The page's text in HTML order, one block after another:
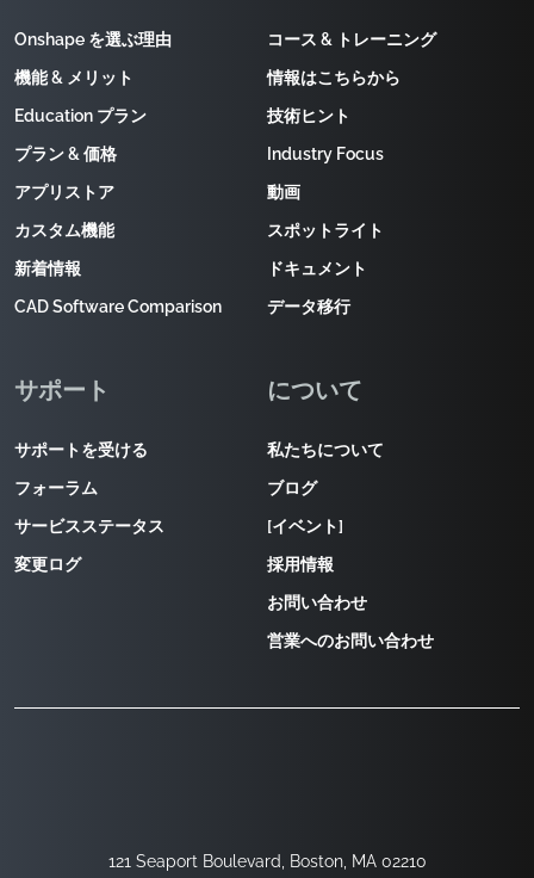
121 Seaport Boulevard, Boston, MA 02210
Onshape を選ぶ理由
機能 & メリット
Education プラン
プラン & 価格
アプリストア
カスタム機能
新着情報
CAD Software Comparison
コース & トレーニング
情報はこちらから
技術ヒント
Industry Focus
動画
スポットライト
ドキュメント
データ移行
サポート
サポートを受ける
フォーラム
サービスステータス
変更ログ
について
私たちについて
ブログ
[イベント]
採用情報
お問い合わせ
営業へのお問い合わせ